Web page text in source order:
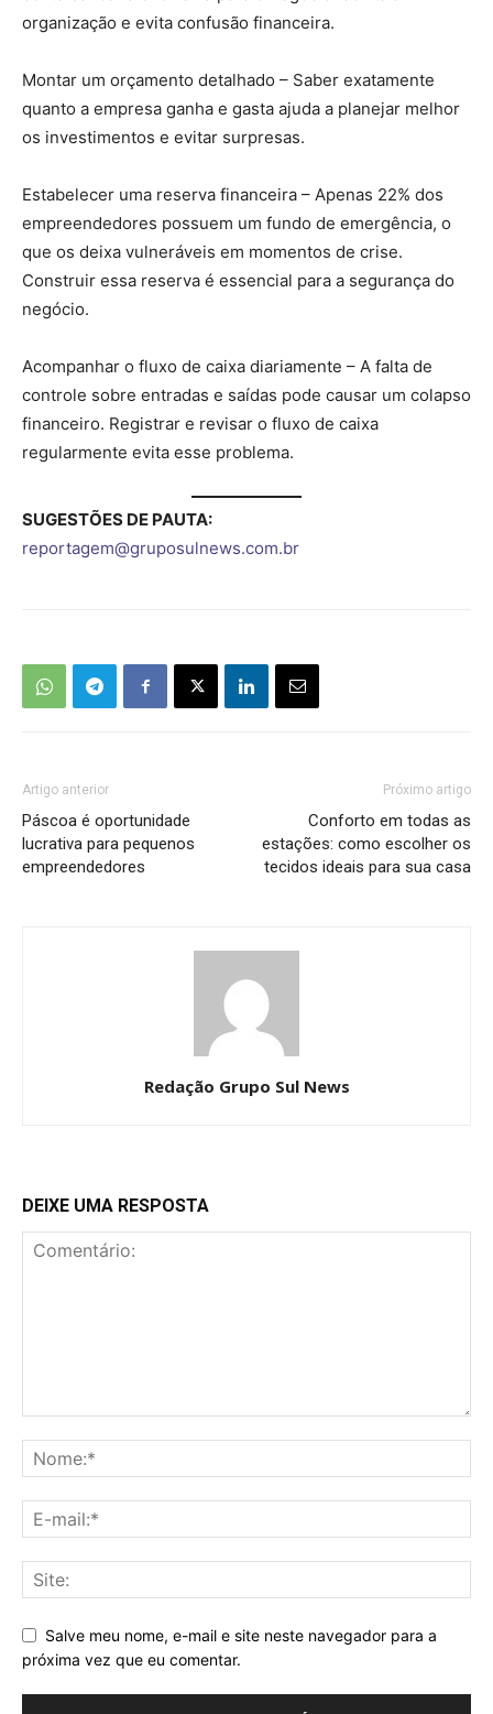
organização e evita confusão financeira.
Montar um orçamento detalhado – Saber exatamente
quanto a empresa ganha e gasta ajuda a planejar melhor
os investimentos e evitar surpresas.
Estabelecer uma reserva financeira – Apenas 22% dos
empreendedores possuem um fundo de emergência, o
que os deixa vulneráveis em momentos de crise.
Construir essa reserva é essencial para a segurança do
negócio.
Acompanhar o fluxo de caixa diariamente – A falta de
controle sobre entradas e saídas pode causar um colapso
financeiro. Registrar e revisar o fluxo de caixa
regularmente evita esse problema.
SUGESTÕES DE PAUTA:
reportagem@gruposulnews.com.br
Artigo anterior
Páscoa é oportunidade
lucrativa para pequenos
empreendedores
Próximo artigo
Conforto em todas as
estações: como escolher os
tecidos ideais para sua casa
Redação Grupo Sul News
DEIXE UMA RESPOSTA
Salve meu nome, e-mail e site neste navegador para a
próxima vez que eu comentar.